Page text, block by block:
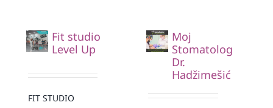
Fit studio
Level Up
FIT STUDIO
Moj
Stomatolog
Dr.
Hadžimešić